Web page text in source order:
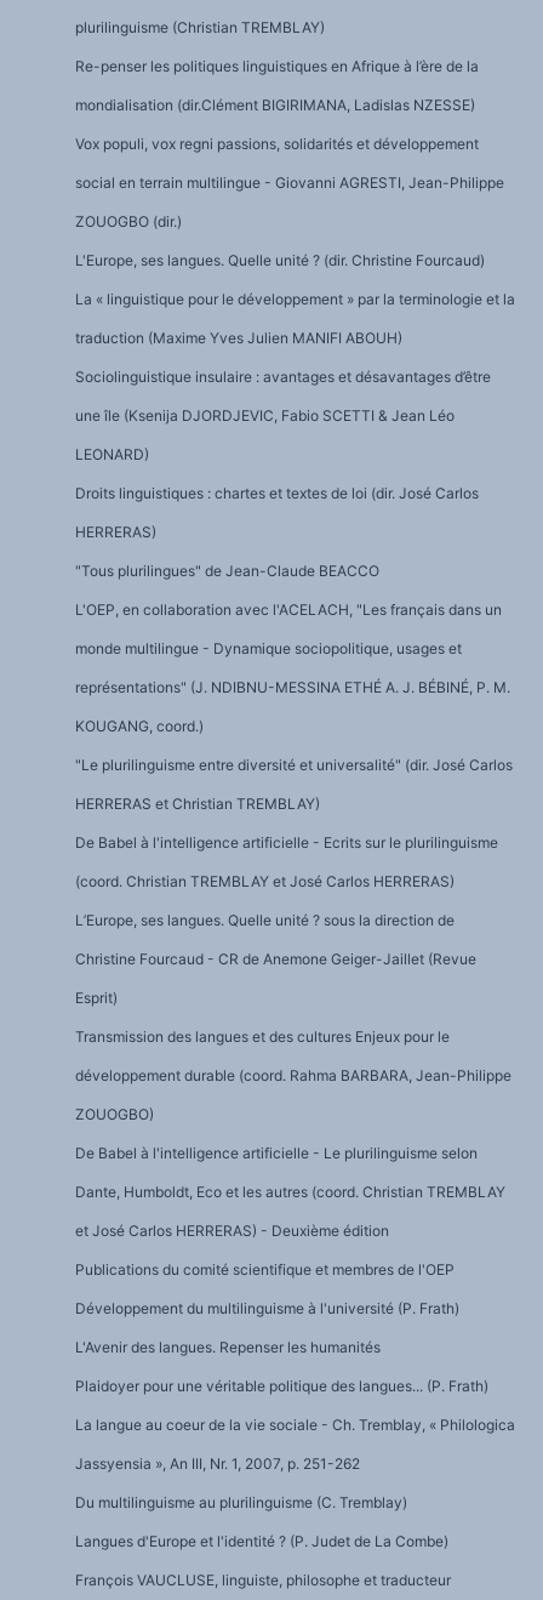
plurilinguisme (Christian TREMBLAY)
Re-penser les politiques linguistiques en Afrique à l’ère de la
mondialisation (dir.Clément BIGIRIMANA, Ladislas NZESSE)
Vox populi, vox regni passions, solidarités et développement
social en terrain multilingue - Giovanni AGRESTI, Jean-Philippe
ZOUOGBO (dir.)
L'Europe, ses langues. Quelle unité ? (dir. Christine Fourcaud)
La « linguistique pour le développement » par la terminologie et la
traduction (Maxime Yves Julien MANIFI ABOUH)
Sociolinguistique insulaire : avantages et désavantages d’être
une île (Ksenija DJORDJEVIC, Fabio SCETTI & Jean Léo
LEONARD)
Droits linguistiques : chartes et textes de loi (dir. José Carlos
HERRERAS)
"Tous plurilingues" de Jean-Claude BEACCO
L'OEP, en collaboration avec l'ACELACH, "Les français dans un
monde multilingue - Dynamique sociopolitique, usages et
représentations" (J. NDIBNU-MESSINA ETHÉ A. J. BÉBINÉ, P. M.
KOUGANG, coord.)
"Le plurilinguisme entre diversité et universalité" (dir. José Carlos
HERRERAS et Christian TREMBLAY)
De Babel à l'intelligence artificielle - Ecrits sur le plurilinguisme
(coord. Christian TREMBLAY et José Carlos HERRERAS)
L’Europe, ses langues. Quelle unité ? sous la direction de
Christine Fourcaud - CR de Anemone Geiger-Jaillet (Revue
Esprit)
Transmission des langues et des cultures Enjeux pour le
développement durable (coord. Rahma BARBARA, Jean-Philippe
ZOUOGBO)
De Babel à l'intelligence artificielle - Le plurilinguisme selon
Dante, Humboldt, Eco et les autres (coord. Christian TREMBLAY
et José Carlos HERRERAS) - Deuxième édition
Publications du comité scientifique et membres de l'OEP
Développement du multilinguisme à l'université (P. Frath)
L'Avenir des langues. Repenser les humanités
Plaidoyer pour une véritable politique des langues... (P. Frath)
La langue au coeur de la vie sociale - Ch. Tremblay, « Philologica
Jassyensia », An III, Nr. 1, 2007, p. 251-262
Du multilinguisme au plurilinguisme (C. Tremblay)
Langues d'Europe et l'identité ? (P. Judet de La Combe)
François VAUCLUSE, linguiste, philosophe et traducteur